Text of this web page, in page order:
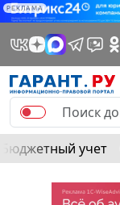
РЕКЛАМА
Бюджетный учет